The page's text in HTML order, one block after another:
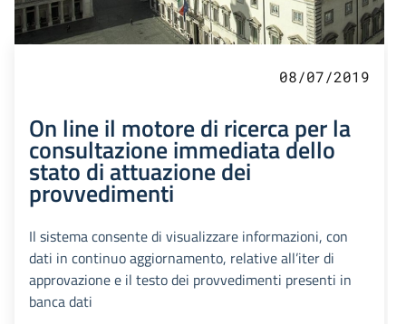
08/07/2019
On line il motore di ricerca per la
consultazione immediata dello
stato di attuazione dei
provvedimenti
Il sistema consente di visualizzare informazioni, con
dati in continuo aggiornamento, relative all’iter di
approvazione e il testo dei provvedimenti presenti in
banca dati